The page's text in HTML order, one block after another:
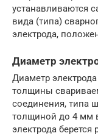
устанавливаются
вида (типа)
электрода,
Диаметр
Диаметр
толщины
соединения, типа
толщиной до 4 мм
электрода